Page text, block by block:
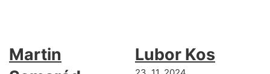
Martin
Lubor Kos